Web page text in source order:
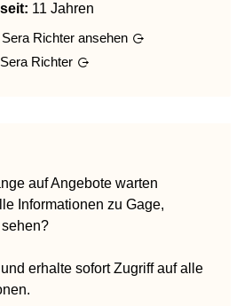
11 Jahren
Sera Richter ansehen
Sera Richter
auf Angebote warten
Informationen zu Gage,
erhalte sofort Zugriff auf alle